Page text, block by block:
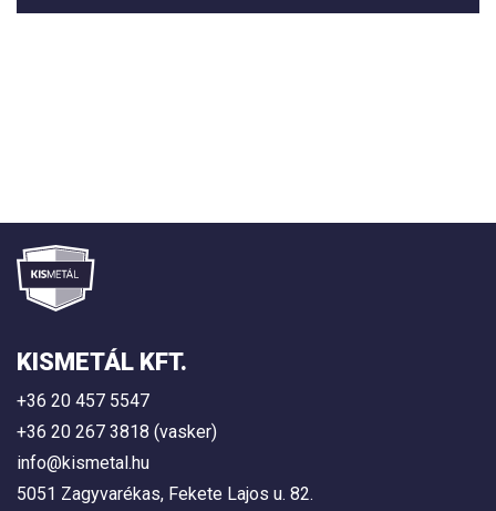
KISMETÁL KFT.
+36 20 457 5547
+36 20 267 3818 (vasker)
info@kismetal.hu
5051 Zagyvarékas, Fekete Lajos u. 82.